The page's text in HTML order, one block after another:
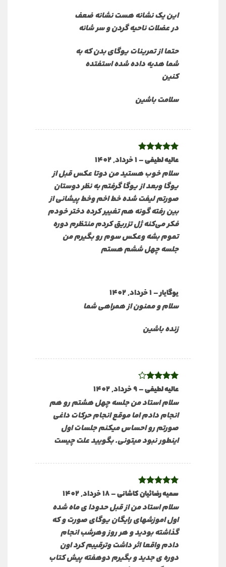
این یک نشانه هست نشانه ضعف
در عضلات ناحیه گردن و سر شانه
حتما از تمرینات یوگای بدن که به
شما هدیه داده شده استفتده
کنین
سلامت باشین
نمره5از
عالیه لطیفی–1 خرداد, 1402
سلام خوب هستید من دوتا عکس قبل از
یوگا وبعد از یوگا گرفتم به نظر دوستان
صورتم لیفت شده خط اخم وخط پیشانی از
بین رفته گونه هم تغییر کرده دختر خودم
فکر می‌کنه ژل تزریق کردم منتظرم دوره
تموم بشه وعکس سوم رو بگیرم من
جلسه چهل ششم هستم
یوگایار–1 خرداد, 1402
سلام و ممنون از همراهی شما
زنده باشین
نمره4
از 5
عالیه لطیفی–9 خرداد, 1402
سلام استاد من جلسه چهل هشتم رو هم
انجام دادم اما موقع انجام حرکات داغی
صورتم رو احساس میکنم جلسات اول
اینطور نبود میتونی. بگویید علت چیست
نمره5از
سمیه رضائیان کاشانی–18 خرداد, 1402
سلام استاد من از قبل حدودا ی ماه شده
اول اموزشهای رایگان یوگای صورت و که
گذاشته بودید و هر روز وهرشب انجام
دادم واقعا اثر داشت وترقیبم کرد اون
دوره ی جدید و بگیرم دوهفته پیش کتاب